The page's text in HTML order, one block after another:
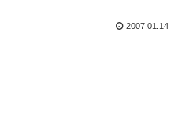
2007.01.14